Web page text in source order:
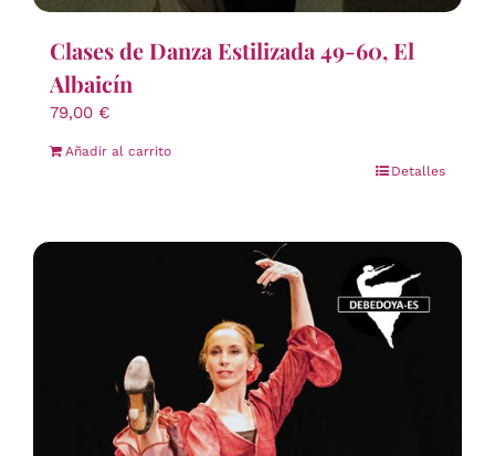
Clases de Danza Estilizada 49-60, El
Albaicín
79,00 €
Añadir al carrito
Detalles